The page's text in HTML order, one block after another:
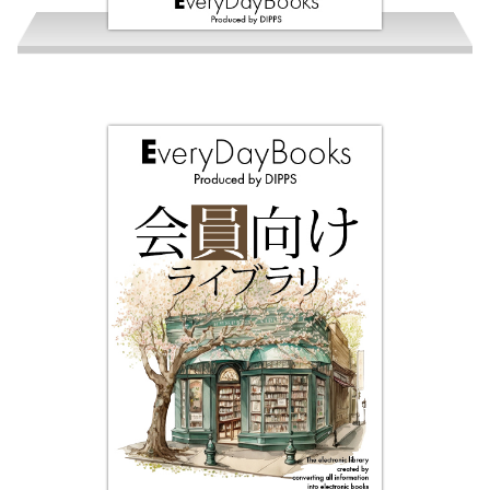
セールスエンターテイナー